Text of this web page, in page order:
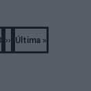
Next
››
Last
Última »